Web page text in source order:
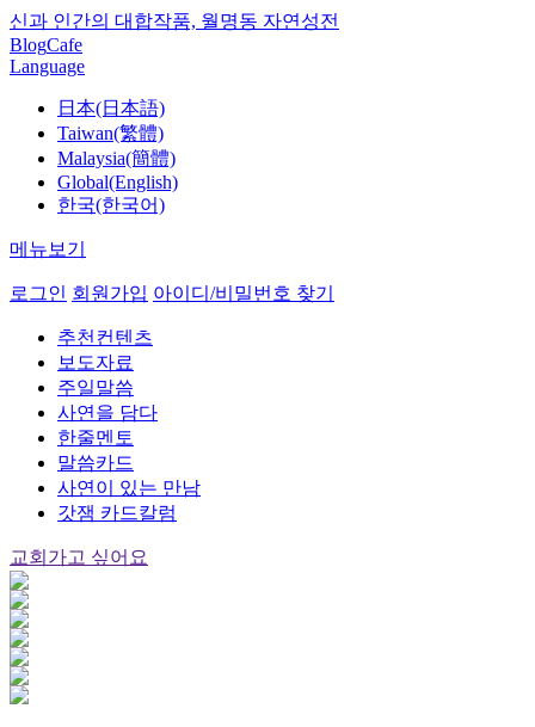
신과 인간의 대합작품, 월명동 자연성전
BlogCafe
Language
日本(日本語)
Taiwan(繁體)
Malaysia(簡體)
Global(English)
한국(한국어)
메뉴보기
로그인 회원가입 아이디/비밀번호 찾기
추천컨텐츠
보도자료
주일말씀
사연을 담다
한줄멘토
말씀카드
사연이 있는 만남
갓잼 카드칼럼
교회가고 싶어요